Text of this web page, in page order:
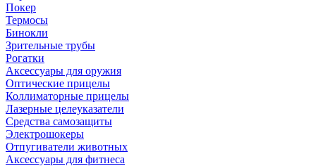
Покер
Термосы
Бинокли
Зрительные трубы
Рогатки
Аксессуары для оружия
Оптические прицелы
Коллиматорные прицелы
Лазерные целеуказатели
Средства самозащиты
Электрошокеры
Отпугиватели животных
Аксессуары для фитнеса